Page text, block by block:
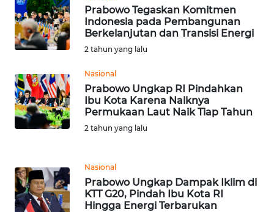
Prabowo Tegaskan Komitmen
Indonesia pada Pembangunan
Berkelanjutan dan Transisi Energi
2 tahun yang lalu
Nasional
Prabowo Ungkap RI Pindahkan
Ibu Kota Karena Naiknya
Permukaan Laut Naik Tiap Tahun
2 tahun yang lalu
Nasional
Prabowo Ungkap Dampak Iklim di
KTT G20, Pindah Ibu Kota RI
Hingga Energi Terbarukan
PEDOMAN
MEDIA
SIBER
KARIR
Wahana
News
Regional